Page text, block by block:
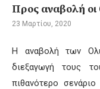
Προς αναβολή οι
23 Μαρτίου, 2020
Η αναβολή των
διεξαγωγή τους
πιθανότερο